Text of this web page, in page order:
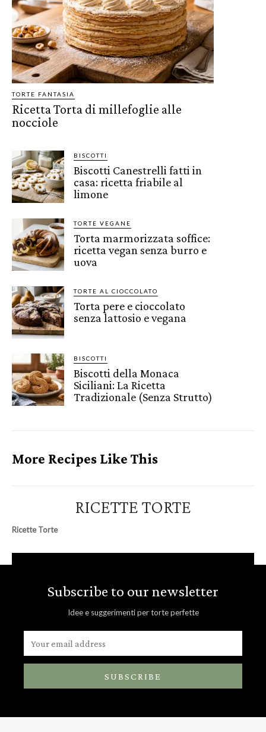
TORTE FANTASIA
Ricetta Torta di millefoglie alle
nocciole
BISCOTTI
Biscotti Canestrelli fatti in
casa: ricetta friabile al
limone
TORTE VEGANE
Torta marmorizzata soffice:
ricetta vegan senza burro e
uova
TORTE AL CIOCCOLATO
Torta pere e cioccolato
senza lattosio e vegana
BISCOTTI
Biscotti della Monaca
Siciliani: La Ricetta
Tradizionale (Senza Strutto)
More Recipes Like This
RICETTE TORTE
Ricette Torte
Subscribe to our newsletter
Idee e suggerimenti per torte perfette
SUBSCRIBE